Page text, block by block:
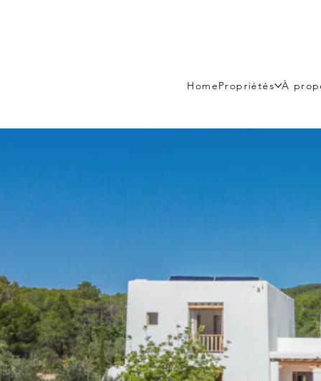
HomePropriétés À